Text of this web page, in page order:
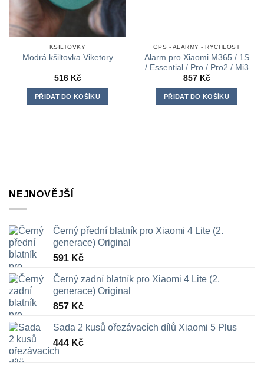
KŠILTOVKY
Modrá kšiltovka Viketory
516 Kč
PŘIDAT DO KOŠÍKU
GPS - ALARMY - RYCHLOST
Alarm pro Xiaomi M365 / 1S
/ Essential / Pro / Pro2 / Mi3
857 Kč
PŘIDAT DO KOŠÍKU
NEJNOVĚJŠÍ
Černý přední blatník pro Xiaomi 4 Lite (2.
generace) Original
591 Kč
Černý zadní blatník pro Xiaomi 4 Lite (2.
generace) Original
857 Kč
Sada 2 kusů ořezávacích dílů Xiaomi 5 Plus
444 Kč